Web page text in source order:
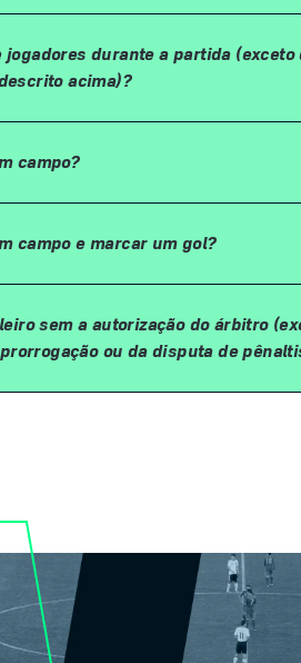
durante a partida (exceto
acima)?
campo?
campo e marcar um gol?
sem a autorização do árbitro
ou da disputa de